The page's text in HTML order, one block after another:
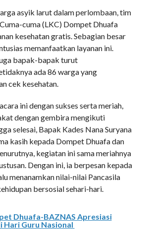
asyik larut dalam perlombaan, tim
cuma (LKC) Dompet Dhuafa
kesehatan gratis. Sebagian besar
memanfaatkan layanan ini.
bapak-bapak turut
ada 86 warga yang
cek kesehatan.
ini dengan sukses serta meriah,
dengan gembira mengikuti
selesai, Bapak Kades Nana Suryana
kasih kepada Dompet Dhuafa dan
kegiatan ini sama meriahnya
Dengan ini, ia berpesan kepada
menanamkan nilai-nilai Pancasila
bersosial sehari-hari.
Dhuafa-BAZNAS Apresiasi
Hari Guru Nasional